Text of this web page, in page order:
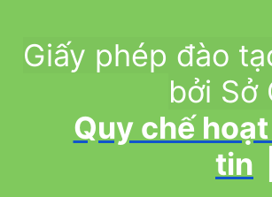
Giấy phép đào
bởi Sở
Quy chế
tin